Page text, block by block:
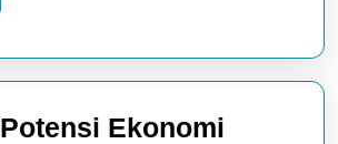
Ekonomi